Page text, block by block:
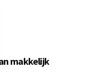
makkelijk